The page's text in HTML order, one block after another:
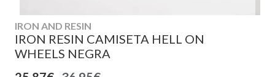
IRON AND RESIN
IRON RESIN CAMISETA HELL ON
WHEELS NEGRA